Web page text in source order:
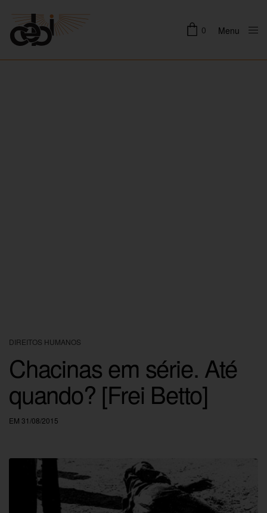
0 Menu
DIREITOS HUMANOS
Chacinas em série. Até
quando? [Frei Betto]
EM 31/08/2015